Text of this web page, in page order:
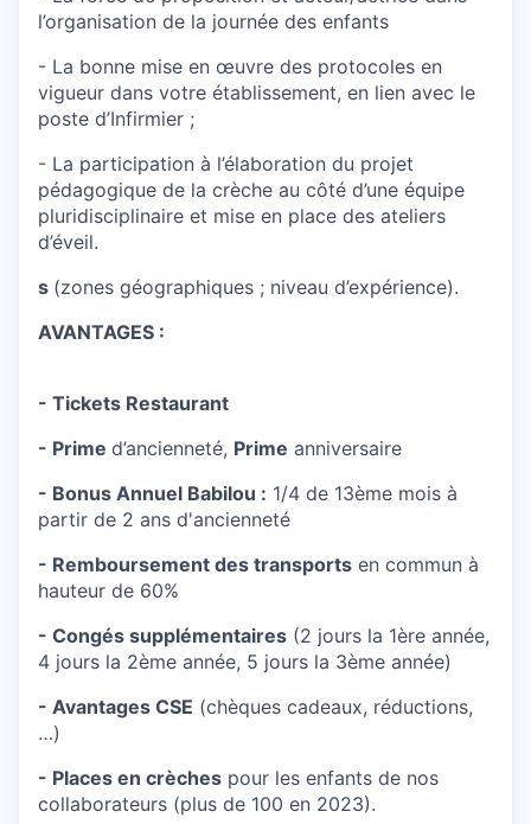
l’organisation de la journée des enfants
- La bonne mise en œuvre des protocoles en
vigueur dans votre établissement, en lien avec le
poste d’Infirmier ;
- La participation à l’élaboration du projet
pédagogique de la crèche au côté d’une équipe
pluridisciplinaire et mise en place des ateliers
d’éveil.
s (zones géographiques ; niveau d’expérience).
AVANTAGES :
- Tickets Restaurant
- Prime d’ancienneté, Prime anniversaire
- Bonus Annuel Babilou : 1/4 de 13ème mois à
partir de 2 ans d'ancienneté
- Remboursement des transports en commun à
hauteur de 60%
- Congés supplémentaires (2 jours la 1ère année,
4 jours la 2ème année, 5 jours la 3ème année)
- Avantages CSE (chèques cadeaux, réductions,
…)
- Places en crèches pour les enfants de nos
collaborateurs (plus de 100 en 2023).